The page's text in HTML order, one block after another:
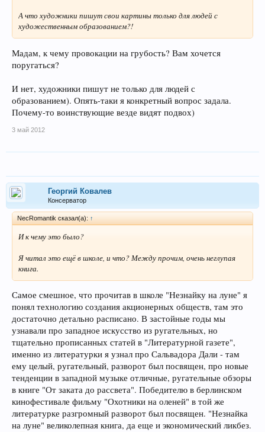
А что художники пишут свои картины только для людей с
художественным образованием?!
Мадам, к чему провокации на грубость? Вам хочется
поругаться?
И нет, художники пишут не только для людей с
образованием). Опять-таки я конкретный вопрос задала.
Почему-то воинствующие везде видят подвох)
3 май 2012
Георгий Ковалев
Консерватор
NecRomantik сказал(а): ↑
И к чему это было?
Я читал это ещё в школе, и что? Между прочим, очень неглупая
книга.
Самое смешное, что прочитав в школе "Незнайку на луне" я
понял технологию создания акционерных обществ, там это
достаточно детально расписано. В застойные годы мы
узнавали про западное искусство из ругательных, но
тщательно прописанных статей в "Литературной газете",
именно из литературки я узнал про Сальвадора Дали - там
ему целый, ругательный, разворот был посвящен, про новые
тенденции в западной музыке отличные, ругательные обзоры
в книге "От заката до рассвета". Победителю в берлинском
кинофестивале фильму "Охотники на оленей" в той же
литературке разгромный разворот был посвящен. "Незнайка
на луне" великолепная книга, да еще и экономический ликбез.